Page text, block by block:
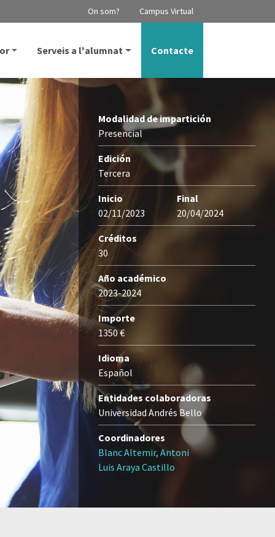
On som? Campus Virtual
Serveis a l'alumnat Contacte
Modalidad de impartición
Presencial
Edición
Tercera
Inicio
02/11/2023
Final
20/04/2024
Créditos
30
Año académico
2023-2024
Importe
1350 €
Idioma
Español
Entidades colaboradoras
Universidad Andrés Bello
Coordinadores
Blanc Altemir, Antoni
Luis Araya Castillo